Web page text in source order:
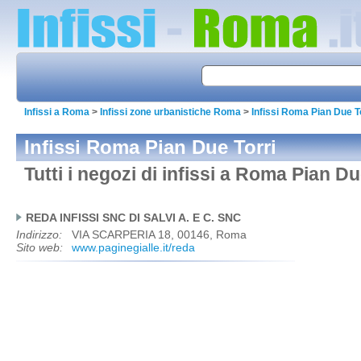
Infissi a Roma > Infissi zone urbanistiche Roma > Infissi Roma Pian Due
Infissi Roma Pian Due Torri
Tutti i negozi di infissi a Roma Pian
REDA INFISSI SNC DI SALVI A. E C. SNC
Indirizzo:
VIA SCARPERIA 18, 00146, Roma
Sito web:
www.paginegialle.it/reda